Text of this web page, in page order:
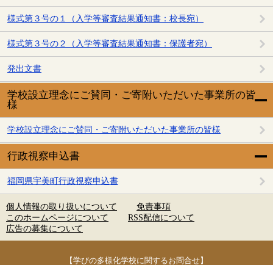
様式第３号の１（入学等審査結果通知書：校長宛）
様式第３号の２（入学等審査結果通知書：保護者宛）
発出文書
学校設立理念にご賛同・ご寄附いただいた事業所の皆
様
学校設立理念にご賛同・ご寄附いただいた事業所の皆様
行政視察申込書
福岡県宇美町行政視察申込書
個人情報の取り扱いについて
免責事項
このホームページについて
RSS配信について
広告の募集について
【学びの多様化学校に関するお問合せ】